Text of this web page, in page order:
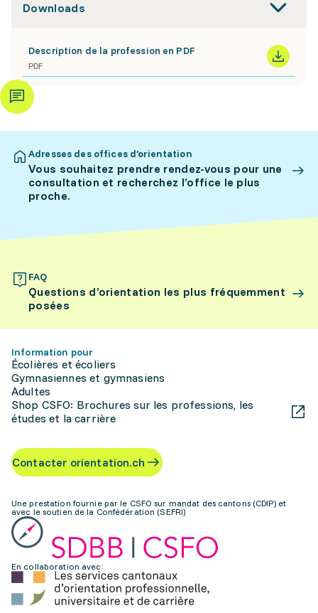
Downloads
Description de la profession en PDF
PDF
Adresses des offices d’orientation
Vous souhaitez prendre rendez-vous pour une
consultation et recherchez l’office le plus
proche.
FAQ
Questions d’orientation les plus fréquemment
posées
Information pour
Écolières et écoliers
Gymnasiennes et gymnasiens
Adultes
Shop CSFO: Brochures sur les professions, les
études et la carrière
Contacter orientation.ch
Une prestation fournie par le CSFO sur mandat des cantons (CDIP) et
avec le soutien de la Confédération (SEFRI)
En collaboration avec: